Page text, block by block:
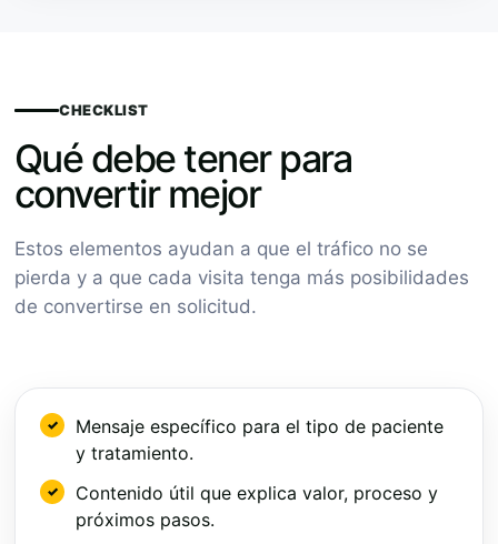
CHECKLIST
Qué debe tener para
convertir mejor
Estos elementos ayudan a que el tráfico no se
pierda y a que cada visita tenga más posibilidades
de convertirse en solicitud.
Mensaje específico para el tipo de paciente
y tratamiento.
Contenido útil que explica valor, proceso y
próximos pasos.